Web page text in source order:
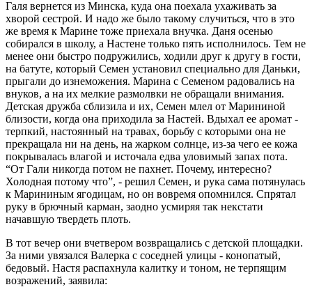
Галя вернется из Минска, куда она поехала ухаживать за
хворой сестрой. И надо же было такому случиться, что в это
же время к Марине тоже приехала внучка. Даня осенью
собирался в школу, а Настене только пять исполнилось. Тем не
менее они быстро подружились, ходили друг к другу в гости,
на батуте, который Семен установил специально для Даньки,
прыгали до изнеможения. Марина с Семеном радовались на
внуков, а на их мелкие размолвки не обращали внимания.
Детская дружба сблизила и их, Семен млел от Марининой
близости, когда она приходила за Настей. Вдыхал ее аромат -
терпкий, настоянный на травах, борьбу с которыми она не
прекращала ни на день, на жарком солнце, из-за чего ее кожа
покрывалась влагой и источала едва уловимый запах пота.
“От Гали никогда потом не пахнет. Почему, интересно?
Холодная потому что”, - решил Семен, и рука сама потянулась
к Марининым ягодицам, но он вовремя опомнился. Спрятал
руку в брючный карман, заодно усмиряя так некстати
начавшую твердеть плоть.
В тот вечер они вчетвером возвращались с детской площадки.
За ними увязался Валерка с соседней улицы - конопатый,
бедовый. Настя распахнула калитку и тоном, не терпящим
возражений, заявила: